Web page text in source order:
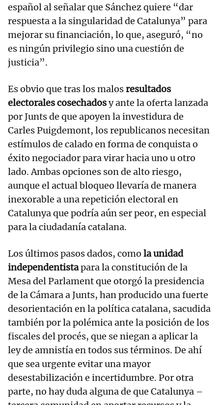
español al señalar que Sánchez quiere “dar
respuesta a la singularidad de Catalunya” para
mejorar su financiación, lo que, aseguró, “no
es ningún privilegio sino una cuestión de
justicia”.
Es obvio que tras los malosresultados
electorales cosechadosy ante la oferta lanzada
por Junts de que apoyen la investidura de
Carles Puigdemont, los republicanos necesitan
estímulos de calado en forma de conquista o
éxito negociador para virar hacia uno u otro
lado. Ambas opciones son de alto riesgo,
aunque el actual bloqueo llevaría de manera
inexorable a una repetición electoral en
Catalunya que podría aún ser peor, en especial
para la ciudadanía catalana.
Los últimos pasos dados, como la unidad
independentistapara la constitución de la
Mesa del Parlament que otorgó la presidencia
de la Cámara a Junts, han producido una fuerte
desorientación en la política catalana, sacudida
también por la polémica ante la posición de los
fiscales del procés, que se niegan a aplicar la
ley de amnistía en todos sus términos. De ahí
que sea urgente evitar una mayor
desestabilización e incertidumbre. Por otra
parte, no hay duda alguna de que Catalunya –